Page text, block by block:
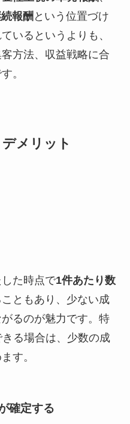
報酬 という位置づけ
いるというよりも、
方法、収益戦略に合
。
メリット
た時点で1件あたり数
ともあり、少ない成
るのが魅力です。特
る場合は、少数の成
す。
確定する